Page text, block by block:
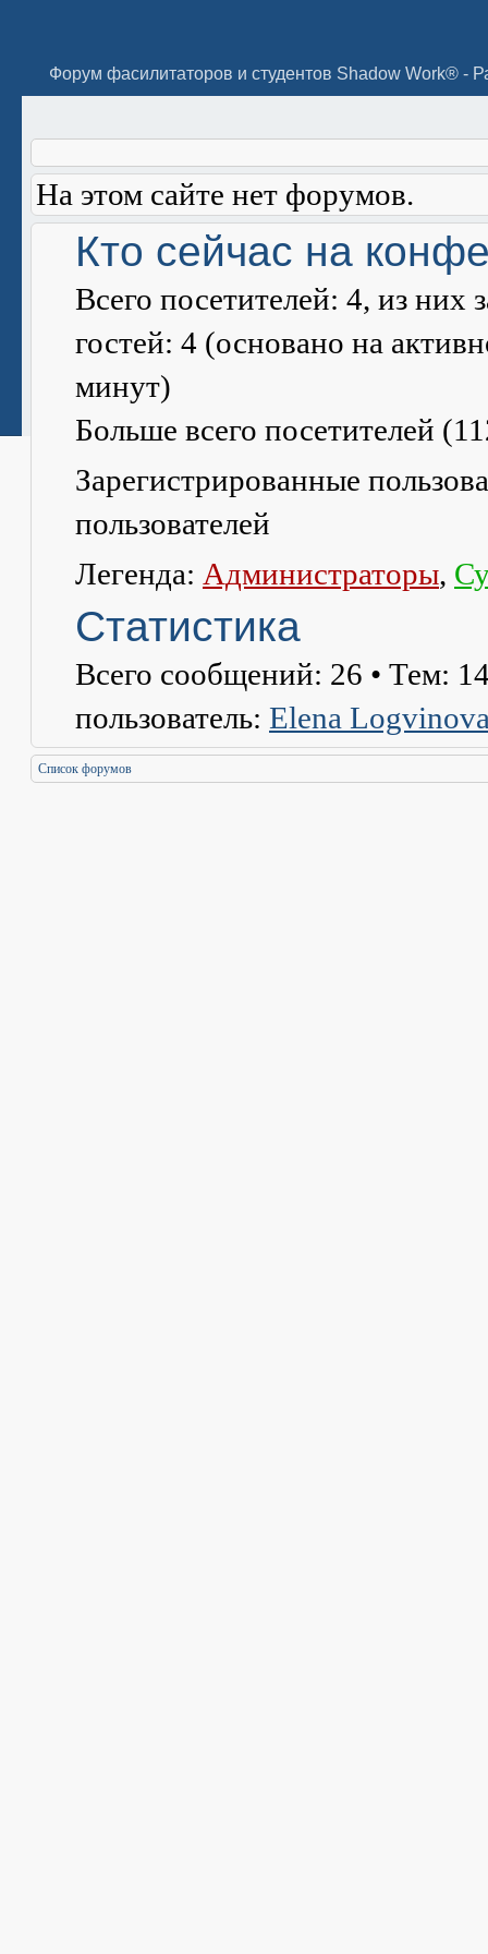
На этом сайте нет форумов.
Кто сейчас на
Всего посетителей: 4, из них
гостей: 4 (основано на
минут)
Больше всего посетителей (
Зарегистрированные
пользователей
Легенда: Администраторы,
Статистика
Всего сообщений: 26 • Тем:
пользователь: Elena
Список форумов